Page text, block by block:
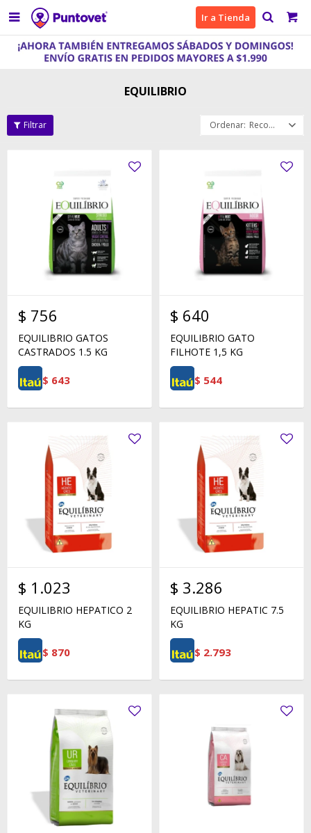
 Ir a Tienda
EQUILIBRIO
Recomendados
$ 756
EQUILIBRIO GATOS
CASTRADOS 1.5 KG
$ 643
$ 640
EQUILIBRIO GATO
FILHOTE 1,5 KG
$ 544
$ 1.023
EQUILIBRIO HEPATICO 2
KG
$ 870
$ 3.286
EQUILIBRIO HEPATIC 7.5
KG
$ 2.793